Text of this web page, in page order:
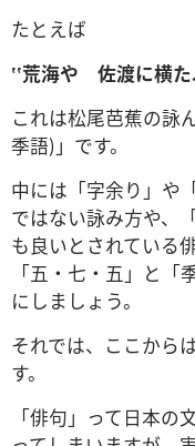
たとえば
‛‛荒海や 佐渡に横
これは松尾芭蕉の詠
季語)」です。
中には「字余り」や
ではない詠み方や、
も良いとされている
「五・七・五」と
にしましょう。
それでは、ここから
す。
「俳句」って日本